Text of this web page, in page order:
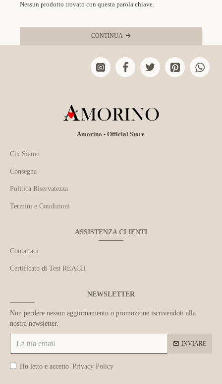
Nessun prodotto trovato con questa parola chiave.
CONTINUA
Amorino - Official Store
Chi Siamo
Consegna
Politica Riservatezza
Termini e Condizioni
ASSISTENZA CLIENTI
Contattaci
Certificato di Test REACH
NEWSLETTER
Non perdere nessun aggiornamento o promozione iscrivendoti alla
nostra newsletter.
INVIARE
Ho letto e accetto Privacy Policy